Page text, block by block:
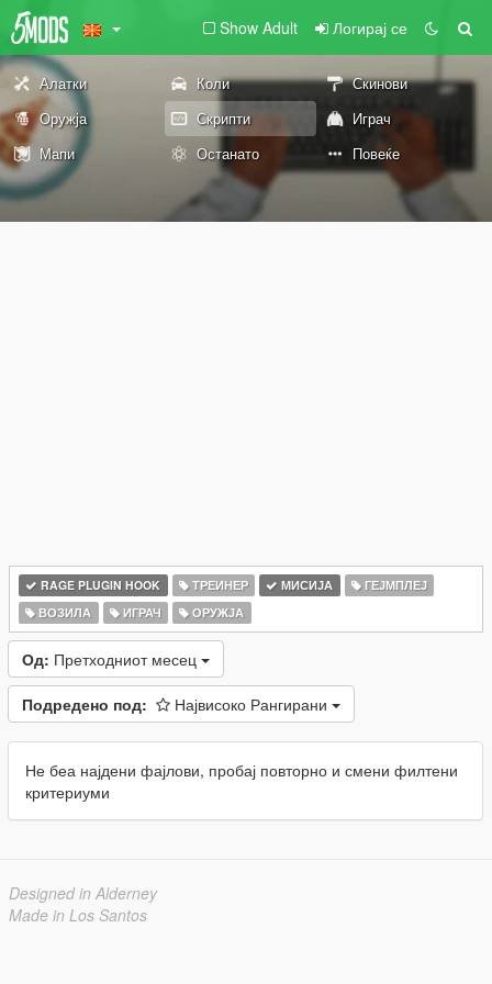
Show Adult Логирај се
Алатки Коли
Скинови
Оружја
Скрипти
Играч
Мапи
Останато Повеќе
RAGE PLUGIN HOOK ТРЕИНЕР МИСИЈА
ГЕЈМПЛЕЈ
ВОЗИЛА
ИГРАЧ ОРУЖЈА
Од: Претходниот месец
Подредено под: Највисоко Рангирани
Не беа најдени фајлови, пробај повторно и смени филтени
критериуми
Designed in Alderney
Made in Los Santos